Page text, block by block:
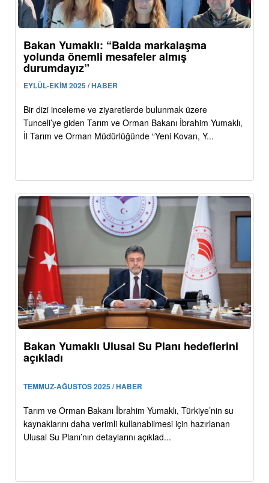
Bakan Yumaklı: “Balda markalaşma
yolunda önemli mesafeler almış
durumdayız”
EYLÜL-EKİM 2025 / HABER
Bir dizi inceleme ve ziyaretlerde bulunmak üzere
Tunceli’ye giden Tarım ve Orman Bakanı İbrahim Yumaklı,
İl Tarım ve Orman Müdürlüğünde “Yeni Kovan, Y...
Bakan Yumaklı Ulusal Su Planı hedeflerini
açıkladı
TEMMUZ-AĞUSTOS 2025 / HABER
Tarım ve Orman Bakanı İbrahim Yumaklı, Türkiye’nin su
kaynaklarını daha verimli kullanabilmesi için hazırlanan
Ulusal Su Planı’nın detaylarını açıklad...